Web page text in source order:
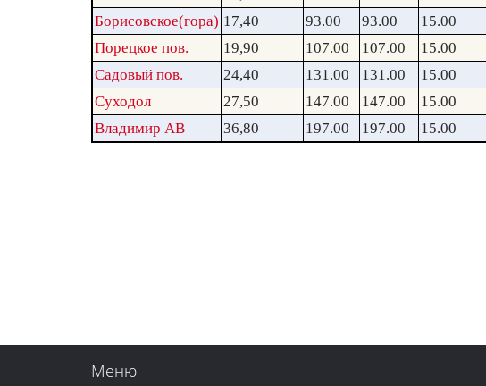
Борисовское(гора) 17,40 93.00 93.00 15.00
Порецкое пов.
19,90 107.00 107.00 15.00
Садовый пов.
24,40 131.00 131.00 15.00
Суходол
27,50 147.00 147.00 15.00
Владимир АВ
36,80 197.00 197.00 15.00
Меню